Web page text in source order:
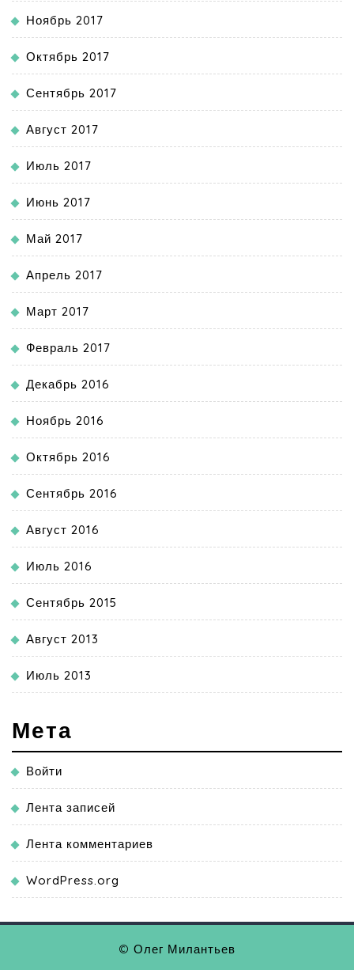
Ноябрь 2017
Октябрь 2017
Сентябрь 2017
Август 2017
Июль 2017
Июнь 2017
Май 2017
Апрель 2017
Март 2017
Февраль 2017
Декабрь 2016
Ноябрь 2016
Октябрь 2016
Сентябрь 2016
Август 2016
Июль 2016
Сентябрь 2015
Август 2013
Июль 2013
Мета
Войти
Лента записей
Лента комментариев
WordPress.org
© Олег Милантьев